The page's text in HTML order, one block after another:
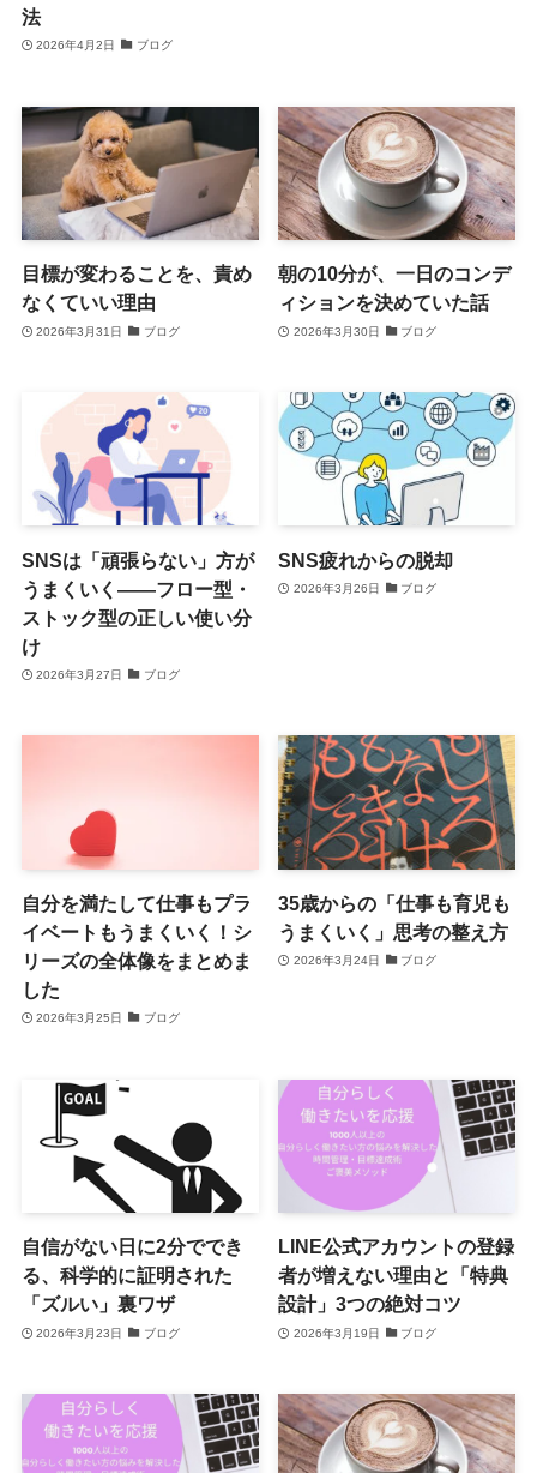
法
2026年4月2日 ブログ
目標が変わることを、責め
なくていい理由
2026年3月31日 ブログ
朝の10分が、一日のコンデ
ィションを決めていた話
2026年3月30日 ブログ
SNSは「頑張らない」方が
うまくいく——フロー型・
ストック型の正しい使い分
け
2026年3月27日 ブログ
SNS疲れからの脱却
2026年3月26日 ブログ
自分を満たして仕事もプラ
イベートもうまくいく！シ
リーズの全体像をまとめま
した
2026年3月25日 ブログ
35歳からの「仕事も育児も
うまくいく」思考の整え方
2026年3月24日 ブログ
自信がない日に2分ででき
る、科学的に証明された
「ズルい」裏ワザ
2026年3月23日 ブログ
LINE公式アカウントの登録
者が増えない理由と「特典
設計」3つの絶対コツ
2026年3月19日 ブログ